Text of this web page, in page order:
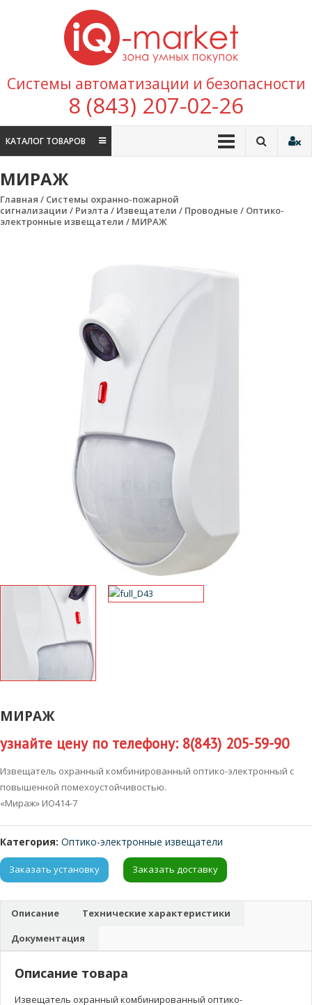
Перейти к содержимому
покупок
Системы автоматизации и безопасности
8 (843) 207-02-26
КАТАЛОГ ТОВАРОВ
МИРАЖ
Главная / Системы охранно-пожарной
сигнализации / Риэлта / Извещатели / Проводные / Оптико-
электронные извещатели / МИРАЖ
МИРАЖ
узнайте цену по телефону: 8(843) 205-59-90
Извещатель охранный комбинированный оптико-электронный с
повышенной помехоустойчивостью.
«Мираж» ИО414-7
Категория: Оптико-электронные извещатели
Заказать установку Заказать доставку
Описание
Технические характеристики
Документация
Описание товара
Извещатель охранный комбинированный оптико-